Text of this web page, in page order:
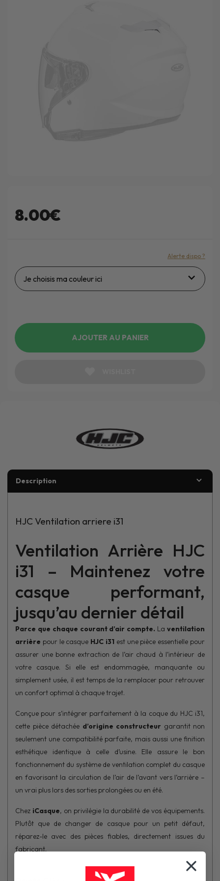
8.00€
Je choisis ma couleur ici
Alerte dispo ?
AJOUTER AU PANIER
Description
HJC Ventilation arriere i31
Ventilation Arrière HJC
i31 – Maintenez votre
casque performant,
jusqu’au dernier détail
Parce que chaque courant d’air compte. Laventilation
arrière pour le casque HJC i31 est une pièce essentielle pour
assurer une bonne extraction de l’air chaud à l’intérieur de
votre casque. Si elle est endommagée, manquante ou
simplement usée, il est temps de la remplacer pour retrouver
un confort optimal à chaque trajet.
Conçue pour s’intégrer parfaitement à la coque du HJC i31,
cette pièce détachée d’origine constructeur garantit non
seulement une compatibilité parfaite, mais aussi une finition
esthétique identique à celle d’usine. Elle assure le bon
fonctionnement du système de ventilation complet du casque
en favorisant la circulation de l’air de l’avant vers l’arrière –
un vrai plus lors des sorties prolongées ou en été.
Chez iCasque, on privilégie la durabilité de vos équipements.
Plutôt que de changer de casque pour un petit défaut,
réparez-le avec des pièces fiables, directement issues du
fabricant.